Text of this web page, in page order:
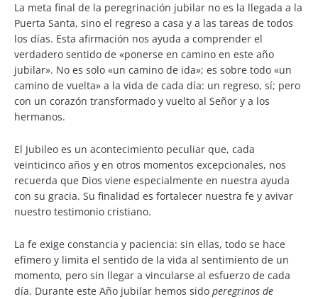
La meta final de la peregrinación jubilar no es la llegada a la
Puerta Santa, sino el regreso a casa y a las tareas de todos
los días. Esta afirmación nos ayuda a comprender el
verdadero sentido de «ponerse en camino en este año
jubilar». No es solo «un camino de ida»; es sobre todo «un
camino de vuelta» a la vida de cada día: un regreso, sí; pero
con un corazón transformado y vuelto al Señor y a los
hermanos.
El Jubileo es un acontecimiento peculiar que, cada
veinticinco años y en otros momentos excepcionales, nos
recuerda que Dios viene especialmente en nuestra ayuda
con su gracia. Su finalidad es fortalecer nuestra fe y avivar
nuestro testimonio cristiano.
La fe exige constancia y paciencia: sin ellas, todo se hace
efímero y limita el sentido de la vida al sentimiento de un
momento, pero sin llegar a vincularse al esfuerzo de cada
día. Durante este Año jubilar hemos sido peregrinos de